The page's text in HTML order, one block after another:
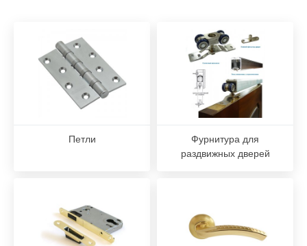
Петли
Фурнитура для
раздвижных дверей